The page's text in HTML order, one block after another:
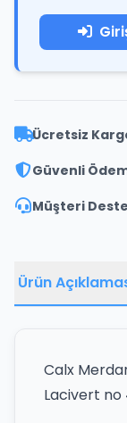
Ücretsiz
Güvenli
Müşteri
Ürün
Calx
Lacivert no